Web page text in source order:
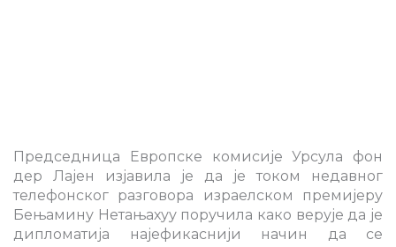
Председница Европске комисије Урсула фон
дер Лајен изјавила је да је током недавног
телефонског разговора израелском премијеру
Бењамину Нетањахуу поручила како верује да је
дипломатија најефикаснији начин да се